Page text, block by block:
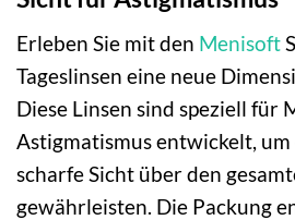
Erleben Sie mit den Menisoft
Tageslinsen eine neue
Diese Linsen sind speziell für
Astigmatismus entwickelt,
scharfe Sicht über den
gewährleisten. Die Packung